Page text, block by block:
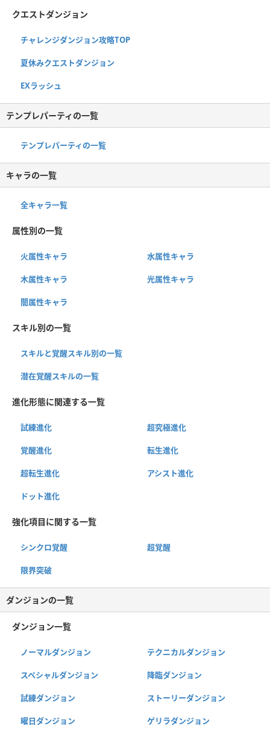
クエストダンジョン
チャレンジダンジョン攻略TOP
夏休みクエストダンジョン
EXラッシュ
テンプレパーティの一覧
テンプレパーティの一覧
キャラの一覧
全キャラ一覧
属性別の一覧
火属性キャラ 水属性キャラ
木属性キャラ 光属性キャラ
闇属性キャラ
スキル別の一覧
スキルと覚醒スキル別の一覧
潜在覚醒スキルの一覧
進化形態に関連する一覧
試練進化 超究極進化
覚醒進化 転生進化
超転生進化 アシスト進化
ドット進化
強化項目に関する一覧
シンクロ覚醒 超覚醒
限界突破
ダンジョンの一覧
ダンジョン一覧
ノーマルダンジョン テクニカルダンジョン
スペシャルダンジョン 降臨ダンジョン
試練ダンジョン ストーリーダンジョン
曜日ダンジョン ゲリラダンジョン